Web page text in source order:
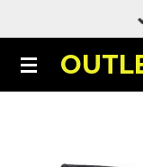
naar
de